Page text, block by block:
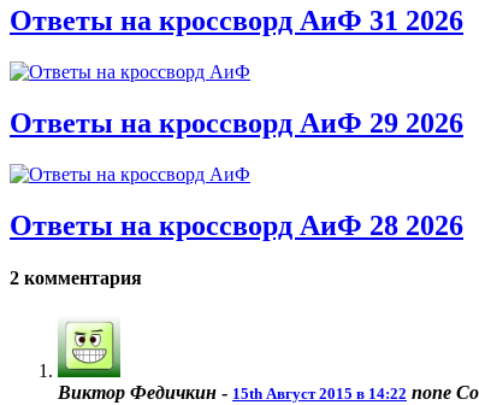
Ответы на кроссворд АиФ 31 2026
Ответы на кроссворд АиФ 29 2026
Ответы на кроссворд АиФ 28 2026
2 комментария
Виктор Федичкин - 15th Август 2015 в 14:22 none